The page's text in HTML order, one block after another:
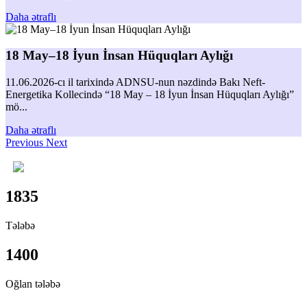
Daha ətraflı
18 May–18 İyun İnsan Hüquqları Aylığı
11.06.2026-cı il tarixində ADNSU-nun nəzdində Bakı Neft-
Energetika Kollecində “18 May – 18 İyun İnsan Hüquqları Aylığı”
mö...
Daha ətraflı
Previous Next
1835
Tələbə
1400
Oğlan tələbə